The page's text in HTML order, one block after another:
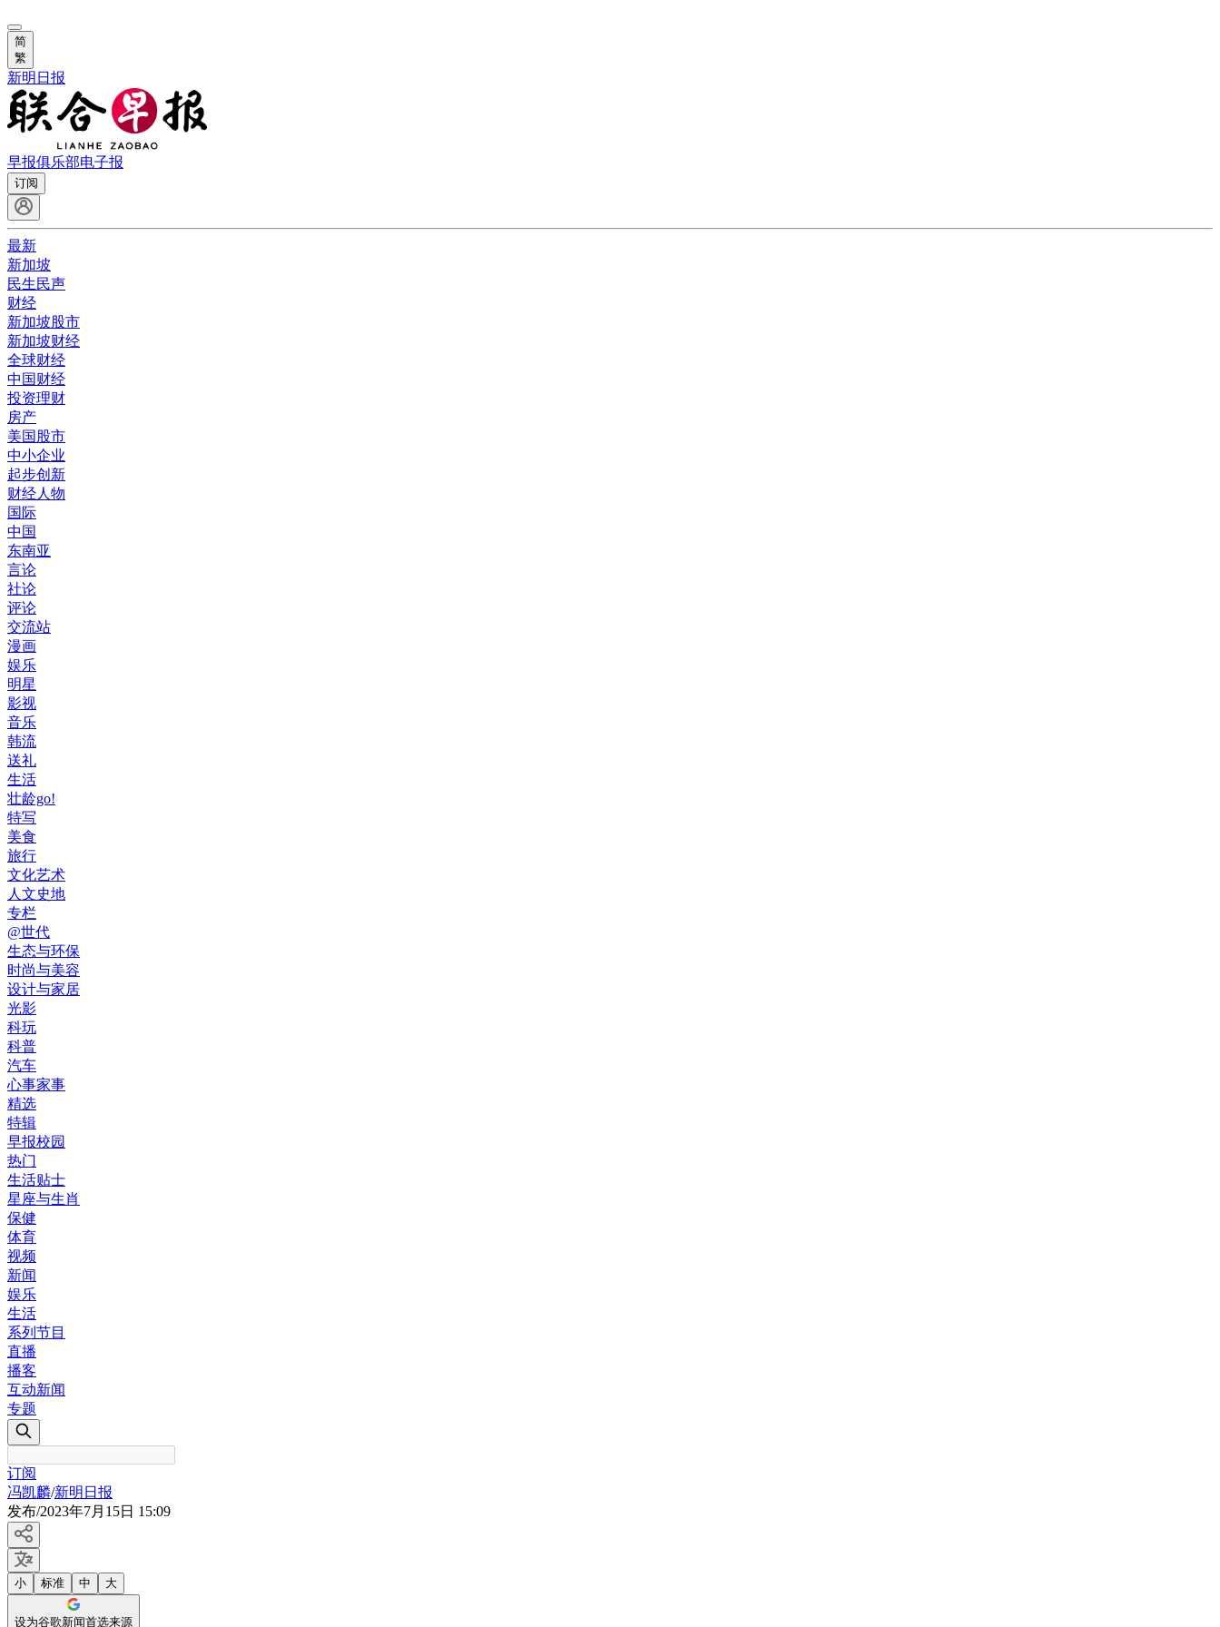
简
繁
新明日报
早报俱乐部电子报
订阅
最新
新加坡
民生民声
财经
新加坡股市
新加坡财经
全球财经
中国财经
投资理财
房产
美国股市
中小企业
起步创新
财经人物
国际
中国
东南亚
言论
社论
评论
交流站
漫画
娱乐
明星
影视
音乐
韩流
送礼
生活
壮龄go!
特写
美食
旅行
文化艺术
人文史地
专栏
@世代
生态与环保
时尚与美容
设计与家居
光影
科玩
科普
汽车
心事家事
精选
特辑
早报校园
热门
生活贴士
星座与生肖
保健
体育
视频
新闻
娱乐
生活
系列节目
直播
播客
互动新闻
专题
订阅
冯凯麟/新明日报
发布/2023年7月15日 15:09
小 标准 中 大
设为谷歌新闻首选来源